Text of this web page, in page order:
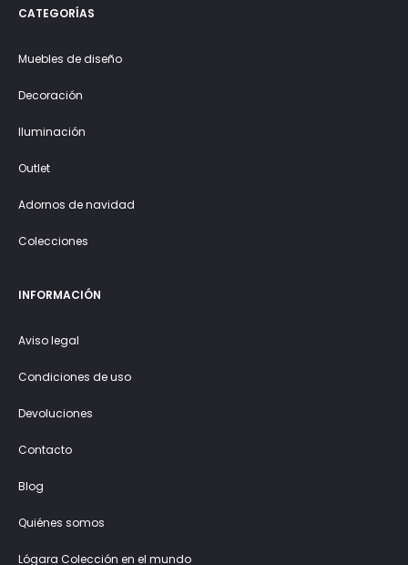
CATEGORÍAS
Muebles de diseño
Decoración
Iluminación
Outlet
Adornos de navidad
Colecciones
INFORMACIÓN
Aviso legal
Condiciones de uso
Devoluciones
Contacto
Blog
Quiénes somos
Lógara Colección en el mundo